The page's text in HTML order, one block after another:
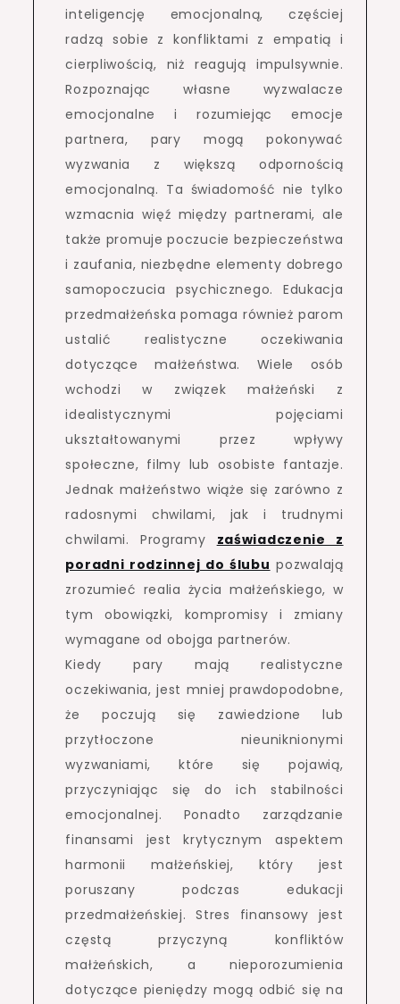
inteligencję emocjonalną, częściej
radzą sobie z konfliktami z empatią i
cierpliwością, niż reagują impulsywnie.
Rozpoznając własne wyzwalacze
emocjonalne i rozumiejąc emocje
partnera, pary mogą pokonywać
wyzwania z większą odpornością
emocjonalną. Ta świadomość nie tylko
wzmacnia więź między partnerami, ale
także promuje poczucie bezpieczeństwa
i zaufania, niezbędne elementy dobrego
samopoczucia psychicznego. Edukacja
przedmałżeńska pomaga również parom
ustalić realistyczne oczekiwania
dotyczące małżeństwa. Wiele osób
wchodzi w związek małżeński z
idealistycznymi pojęciami
ukształtowanymi przez wpływy
społeczne, filmy lub osobiste fantazje.
Jednak małżeństwo wiąże się zarówno z
radosnymi chwilami, jak i trudnymi
chwilami. Programy zaświadczenie z
poradni rodzinnej do ślubu pozwalają
zrozumieć realia życia małżeńskiego, w
tym obowiązki, kompromisy i zmiany
wymagane od obojga partnerów.
Kiedy pary mają realistyczne
oczekiwania, jest mniej prawdopodobne,
że poczują się zawiedzione lub
przytłoczone nieuniknionymi
wyzwaniami, które się pojawią,
przyczyniając się do ich stabilności
emocjonalnej. Ponadto zarządzanie
finansami jest krytycznym aspektem
harmonii małżeńskiej, który jest
poruszany podczas edukacji
przedmałżeńskiej. Stres finansowy jest
częstą przyczyną konfliktów
małżeńskich, a nieporozumienia
dotyczące pieniędzy mogą odbić się na